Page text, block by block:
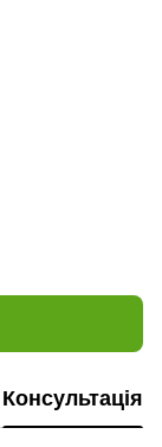
Консультація